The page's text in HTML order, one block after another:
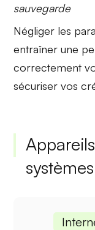
sauvegarde
Négliger les
entraîner une
correctement
sécuriser vos